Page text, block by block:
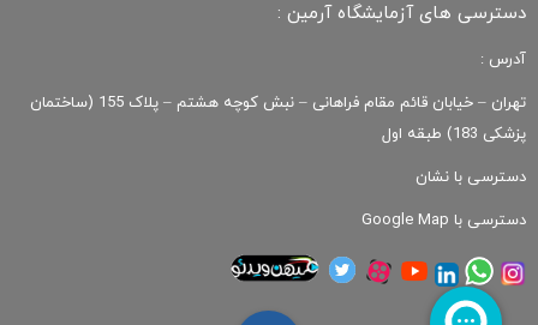
دسترسی های آزمایشگاه آرمین :
آدرس :
تهران – خیابان قائم مقام فراهانی – نبش کوچه هشتم – پلاک 155 (ساختمان
پزشکی 183) طبقه اول
دسترسی با نشان
دسترسی با Google Map